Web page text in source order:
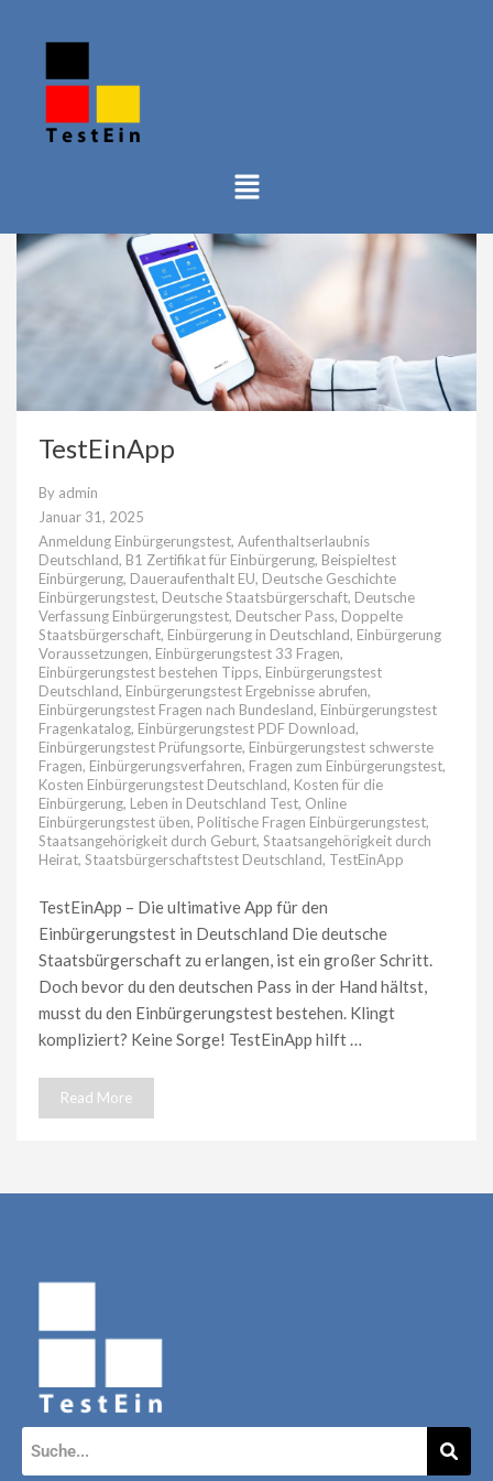
TestEinApp
By admin
Januar 31, 2025
Anmeldung Einbürgerungstest, Aufenthaltserlaubnis
Deutschland, B1 Zertifikat für Einbürgerung, Beispieltest
Einbürgerung, Daueraufenthalt EU, Deutsche Geschichte
Einbürgerungstest, Deutsche Staatsbürgerschaft, Deutsche
Verfassung Einbürgerungstest, Deutscher Pass, Doppelte
Staatsbürgerschaft, Einbürgerung in Deutschland, Einbürgerung
Voraussetzungen, Einbürgerungstest 33 Fragen,
Einbürgerungstest bestehen Tipps, Einbürgerungstest
Deutschland, Einbürgerungstest Ergebnisse abrufen,
Einbürgerungstest Fragen nach Bundesland, Einbürgerungstest
Fragenkatalog, Einbürgerungstest PDF Download,
Einbürgerungstest Prüfungsorte, Einbürgerungstest schwerste
Fragen, Einbürgerungsverfahren, Fragen zum Einbürgerungstest,
Kosten Einbürgerungstest Deutschland, Kosten für die
Einbürgerung, Leben in Deutschland Test, Online
Einbürgerungstest üben, Politische Fragen Einbürgerungstest,
Staatsangehörigkeit durch Geburt, Staatsangehörigkeit durch
Heirat, Staatsbürgerschaftstest Deutschland, TestEinApp
TestEinApp – Die ultimative App für den
Einbürgerungstest in Deutschland Die deutsche
Staatsbürgerschaft zu erlangen, ist ein großer Schritt.
Doch bevor du den deutschen Pass in der Hand hältst,
musst du den Einbürgerungstest bestehen. Klingt
kompliziert? Keine Sorge! TestEinApp hilft …
Read More